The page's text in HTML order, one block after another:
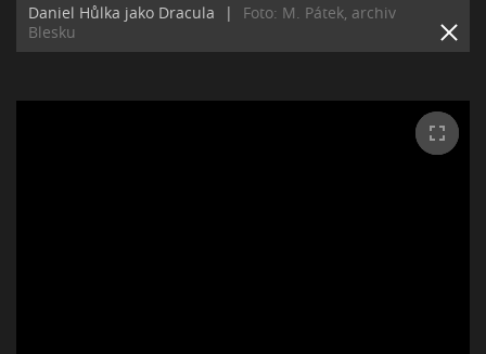
Daniel Hůlka jako Dracula |
Foto: M. Pátek, archiv
Blesku